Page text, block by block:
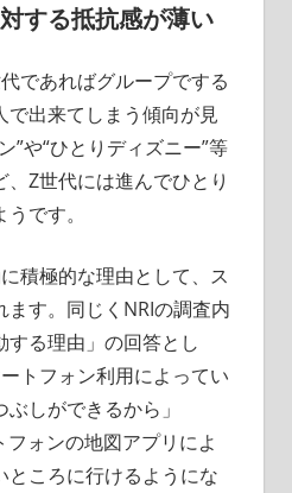
する抵抗感が薄い
であればグループでする
で出来てしまう傾向が見
”や“ひとりディズニー”等
Z世代には進んでひとり
です。
積極的な理由として、ス
ます。同じくNRIの調査内
る理由」の回答とし
トフォン利用によってい
しができるから」
フォンの地図アプリによ
ところに行けるようにな